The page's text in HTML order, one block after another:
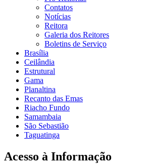
Contatos
Notícias
Reitora
Galeria dos Reitores
Boletins de Serviço
Brasília
Ceilândia
Estrutural
Gama
Planaltina
Recanto das Emas
Riacho Fundo
Samambaia
São Sebastião
Taguatinga
Acesso à Informação